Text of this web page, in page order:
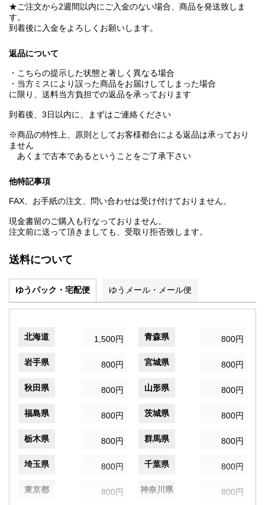
★ご注文から2週間以内にご入金のない場合、商品を発送致しま
す。
到着後に入金をよろしくお願いします。
返品について
・こちらの提示した状態と著しく異なる場合
・当方ミスにより誤った商品をお届けしてしまった場合
に限り、送料当方負担での返品を承っております
到着後、3日以内に、まずはご連絡ください
※商品の特性上、原則としてお客様都合による返品は承っており
ません
あくまで古本であるということをご了承下さい
他特記事項
FAX、お手紙の注文、問い合わせは受け付けておりません。
現金書留のご購入も行なっておりません。
注文前に送って頂きましても、受取り拒否致します。
送料について
ゆうパック・宅配便 ゆうメール・メール便
北海道 1,500円 青森県 800円
岩手県 800円 宮城県 800円
秋田県 800円 山形県 800円
福島県 800円 茨城県 800円
栃木県 800円 群馬県 800円
埼玉県 800円 千葉県 800円
東京都 800円 神奈川県 800円